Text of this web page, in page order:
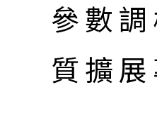
參數
質擴